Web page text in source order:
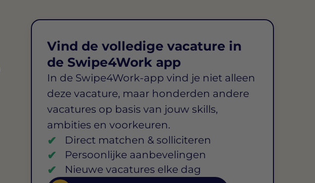
Vind de volledige vacature in
de Swipe4Work app
In de Swipe4Work-app vind je niet alleen
deze vacature, maar honderden andere
vacatures op basis van jouw skills,
ambities en voorkeuren.
Direct matchen & solliciteren
Persoonlijke aanbevelingen
Nieuwe vacatures elke dag